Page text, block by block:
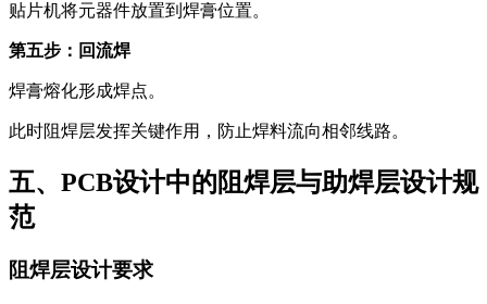
贴片机将元器件放置到焊膏位置。
第五步：回流焊
焊膏熔化形成焊点。
此时阻焊层发挥关键作用，防止焊料流向相邻线路。
五、PCB设计中的阻焊层与助焊层设计规
范
阻焊层设计要求